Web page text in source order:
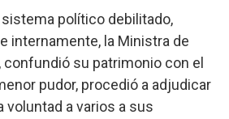
político debilitado,
internamente, la Ministra de
confundió su patrimonio con el
pudor, procedió a adjudicar
voluntad a varios a sus